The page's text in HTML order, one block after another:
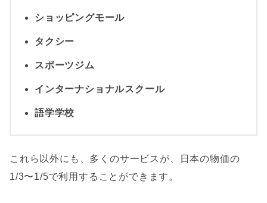
ショッピングモール
タクシー
スポーツジム
インターナショナルスクール
語学学校
これら以外にも、多くのサービスが、日本の物価の
1/3〜1/5で利用することができます。